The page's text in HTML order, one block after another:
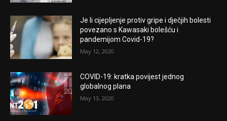
Je li cijepljenje protiv gripe i dječjih bolesti
povezano s Kawasaki bolešću i
pandemijom Covid-19?
May 12, 2020
COVID-19: kratka povijest jednog
globalnog plana
May 13, 2020